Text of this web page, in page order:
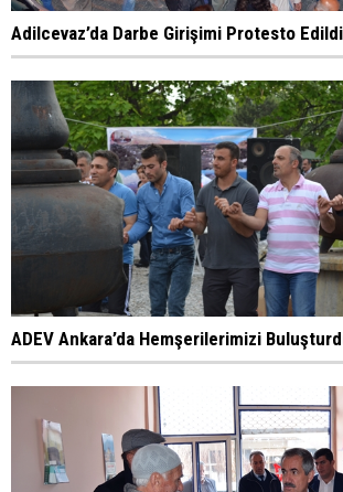
Adilcevaz’da Darbe Girişimi Protesto Edildi
ADEV Ankara’da Hemşerilerimizi